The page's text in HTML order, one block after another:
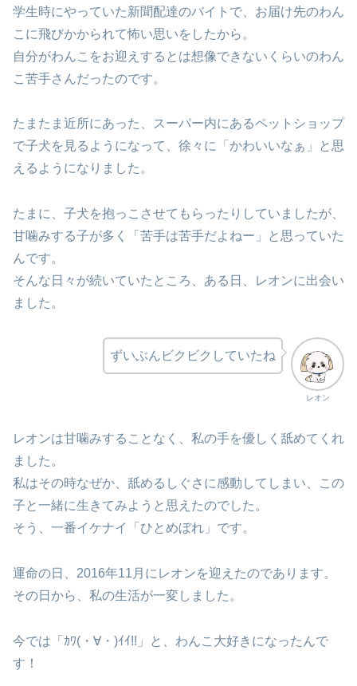
学生時にやっていた新聞配達のバイトで、お届け先のわん
こに飛びかかられて怖い思いをしたから。
自分がわんこをお迎えするとは想像できないくらいのわん
こ苦手さんだったのです。
たまたま近所にあった、スーパー内にあるペットショップ
で子犬を見るようになって、徐々に「かわいいなぁ」と思
えるようになりました。
たまに、子犬を抱っこさせてもらったりしていましたが、
甘噛みする子が多く「苦手は苦手だよねー」と思っていた
んです。
そんな日々が続いていたところ、ある日、レオンに出会い
ました。
レオン
ずいぶんビクビクしていたね
レオンは甘噛みすることなく、私の手を優しく舐めてくれ
ました。
私はその時なぜか、舐めるしぐさに感動してしまい、この
子と一緒に生きてみようと思えたのでした。
そう、一番イケナイ「ひとめぼれ」です。
運命の日、2016年11月にレオンを迎えたのであります。
その日から、私の生活が一変しました。
今では「ｶﾜ(・∀・)ｲｲ!!」と、わんこ大好きになったんで
す！